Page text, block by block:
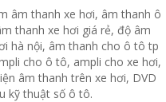
âm thanh xe hơi, âm thanh ô
thanh xe hơi giá rẻ, độ âm
hà nội, âm thanh cho ô tô tp
cho ô tô, ampli cho xe hơi,
âm thanh trên xe hơi, DVD
kỹ thuật số ô tô.